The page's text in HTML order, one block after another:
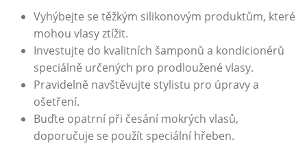
Vyhýbejte se těžkým silikonovým produktům, které
mohou vlasy ztížit.
Investujte do kvalitních šamponů a kondicionérů
speciálně určených pro prodloužené vlasy.
Pravidelně navštěvujte stylistu pro úpravy a
ošetření.
Buďte opatrní při česání mokrých vlasů,
doporučuje se použít speciální hřeben.